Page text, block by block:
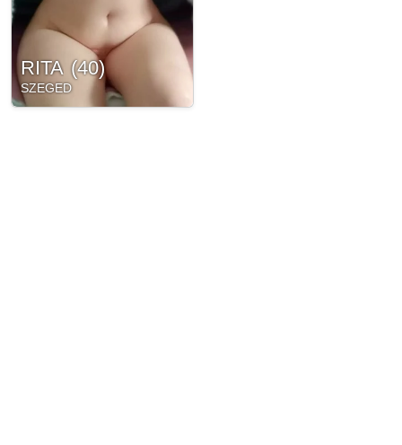
RITA (40)
SZEGED